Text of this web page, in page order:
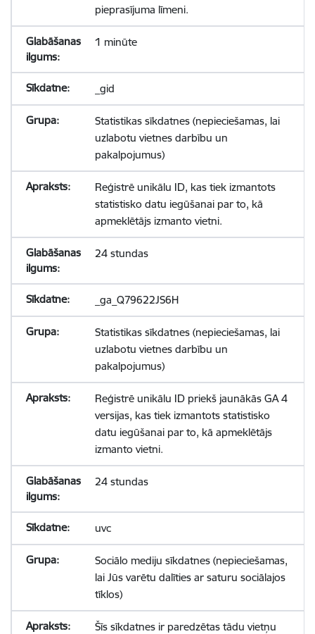
pieprasījuma līmeni.
1 minūte
_gid
Statistikas sīkdatnes (nepieciešamas, lai
uzlabotu vietnes darbību un
pakalpojumus)
Reģistrē unikālu ID, kas tiek izmantots
statistisko datu iegūšanai par to, kā
apmeklētājs izmanto vietni.
24 stundas
_ga_Q79622JS6H
Statistikas sīkdatnes (nepieciešamas, lai
uzlabotu vietnes darbību un
pakalpojumus)
Reģistrē unikālu ID priekš jaunākās GA 4
versijas, kas tiek izmantots statistisko
datu iegūšanai par to, kā apmeklētājs
izmanto vietni.
24 stundas
uvc
Sociālo mediju sīkdatnes (nepieciešamas,
lai Jūs varētu dalīties ar saturu sociālajos
tīklos)
Šīs sīkdatnes ir paredzētas tādu vietņu